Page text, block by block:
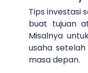
Tips investasi
buat tujuan
Misalnya
usaha
masa depan.